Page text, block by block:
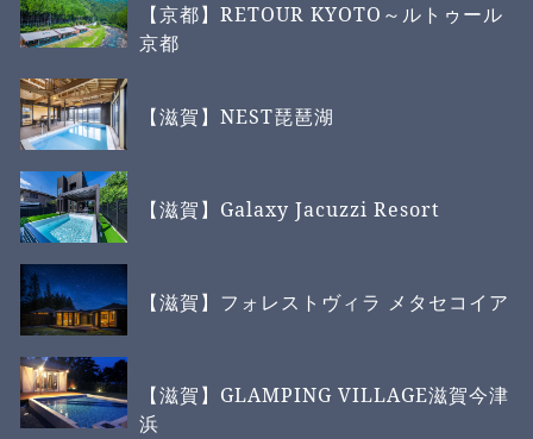
【京都】RETOUR KYOTO～ルトゥール
京都
【滋賀】NEST琵琶湖
【滋賀】Galaxy Jacuzzi Resort
【滋賀】フォレストヴィラ メタセコイア
【滋賀】GLAMPING VILLAGE滋賀今津
浜